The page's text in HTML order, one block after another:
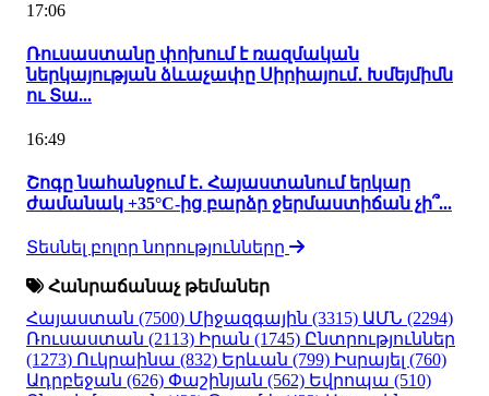
17:06
Ռուսաստանը փոխում է ռազմական
ներկայության ձևաչափը Սիրիայում․ Խմեյմիմն
ու Տա...
16:49
Շոգը նահանջում է․ Հայաստանում երկար
ժամանակ +35°C-ից բարձր ջերմաստիճան չի՞...
Տեսնել բոլոր նորությունները
Հանրաճանաչ թեմաներ
Հայաստան (7500) Միջազգային (3315) ԱՄՆ (2294)
Ռուսաստան (2113) Իրան (1745) Ընտրություններ
(1273) Ուկրաինա (832) Երևան (799) Իսրայել (760)
Ադրբեջան (626) Փաշինյան (562) Եվրոպա (510)